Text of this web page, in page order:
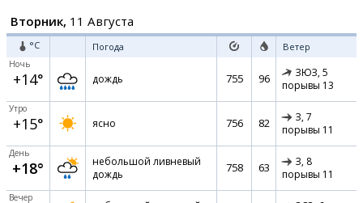
Вторник, 11 Августа
°C Погода Ветер
Ночь
+14° дождь 755 96 ЗЮЗ, 5
порывы 13
Утро
+15° ясно 756 82 З, 7
порывы 11
День
+18°
небольшой ливневый
дождь
758 63 З, 8
порывы 11
Вечер